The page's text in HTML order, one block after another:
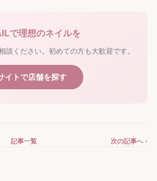
で理想のネイルを
談ください。初めての方も大歓迎です。
イトで店舗を探す
記事一覧 次の記事へ ›